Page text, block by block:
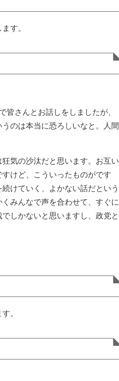
す。
さんとお話しをしましたが、
のは本当に恐ろしいなと。人間
気の沙汰だと思います。お互い
けど、こういったものがです
けていく、よかない話だという
みんなで声を合わせて、すぐに
しかないと思いますし、政党と
。